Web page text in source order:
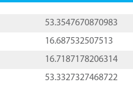
53.3547670870983
16.687532507513
16.7187178206314
53.3327327468722